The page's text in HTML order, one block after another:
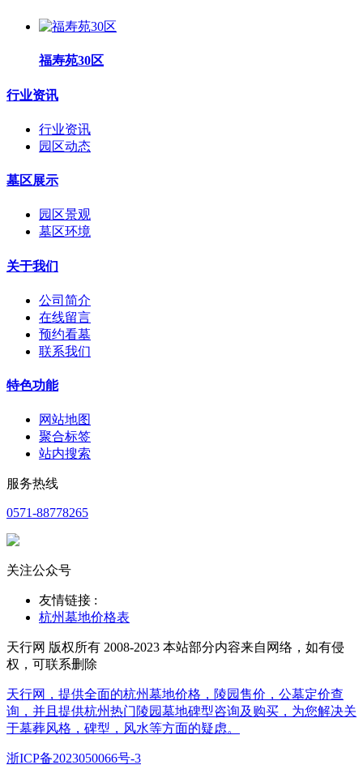
福寿苑30区
行业资讯
行业资讯
园区动态
墓区展示
园区景观
墓区环境
关于我们
公司简介
在线留言
预约看墓
联系我们
特色功能
网站地图
聚合标签
站内搜索
服务热线
0571-88778265
关注公众号
友情链接 :
杭州墓地价格表
天行网 版权所有 2008-2023 本站部分内容来自网络，如有侵
权，可联系删除
天行网，提供全面的杭州墓地价格，陵园售价，公墓定价查
询，并且提供杭州热门陵园墓地碑型咨询及购买，为您解决关
于墓葬风格，碑型，风水等方面的疑虑。
浙ICP备2023050066号-3